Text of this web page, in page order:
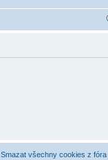
Smazat všechny cookies z fóra